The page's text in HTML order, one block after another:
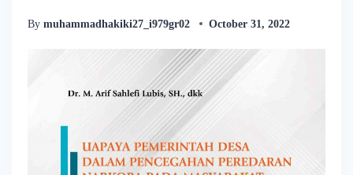
By muhammadhakiki27_i979gr02 October 31, 2022